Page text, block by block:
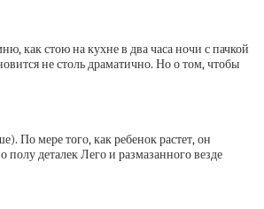
как стою на кухне в два часа ночи с пачкой
не столь драматично. Но о том, чтобы
По мере того, как ребенок растет, он
деталек Лего и размазанного везде